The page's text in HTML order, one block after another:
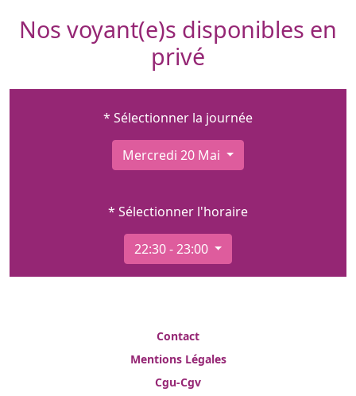
Nos voyant(e)s disponibles en
privé
* Sélectionner la journée
Mercredi 20 Mai
* Sélectionner l'horaire
22:30 - 23:00
Contact
Mentions Légales
Cgu-Cgv